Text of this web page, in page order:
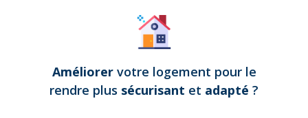
Améliorer votre logement pour le
rendre plus sécurisant et adapté ?